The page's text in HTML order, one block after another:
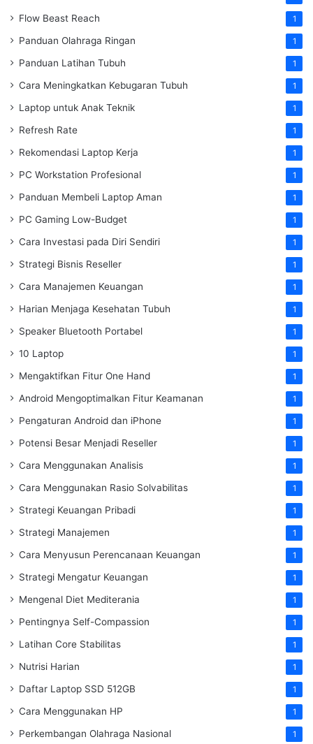
Flow Beast Reach 1
Panduan Olahraga Ringan 1
Panduan Latihan Tubuh 1
Cara Meningkatkan Kebugaran Tubuh 1
Laptop untuk Anak Teknik 1
Refresh Rate 1
Rekomendasi Laptop Kerja 1
PC Workstation Profesional 1
Panduan Membeli Laptop Aman 1
PC Gaming Low-Budget 1
Cara Investasi pada Diri Sendiri 1
Strategi Bisnis Reseller 1
Cara Manajemen Keuangan 1
Harian Menjaga Kesehatan Tubuh 1
Speaker Bluetooth Portabel 1
10 Laptop 1
Mengaktifkan Fitur One Hand 1
Android Mengoptimalkan Fitur Keamanan 1
Pengaturan Android dan iPhone 1
Potensi Besar Menjadi Reseller 1
Cara Menggunakan Analisis 1
Cara Menggunakan Rasio Solvabilitas 1
Strategi Keuangan Pribadi 1
Strategi Manajemen 1
Cara Menyusun Perencanaan Keuangan 1
Strategi Mengatur Keuangan 1
Mengenal Diet Mediterania 1
Pentingnya Self-Compassion 1
Latihan Core Stabilitas 1
Nutrisi Harian 1
Daftar Laptop SSD 512GB 1
Cara Menggunakan HP 1
Perkembangan Olahraga Nasional 1